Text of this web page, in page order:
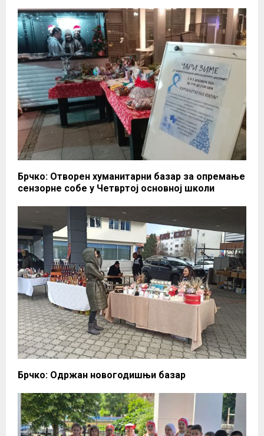
Брчко: Отворен хуманитарни базар за опремање
сензорне собе у Четвртој основној школи
Брчко: Одржан новогодишњи базар